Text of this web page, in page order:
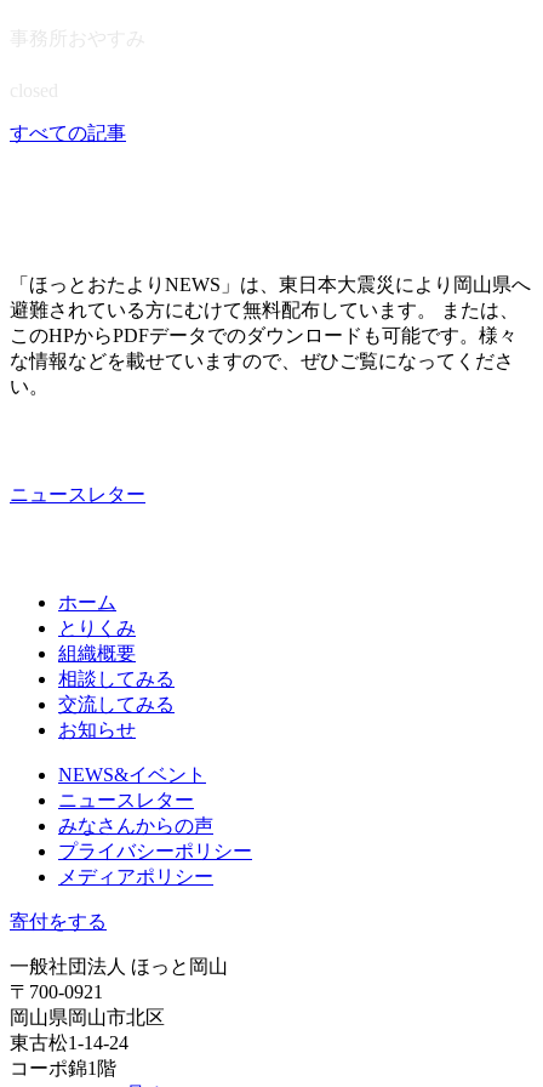
すべての記事
「ほっとおたよりNEWS」は、東日本大震災により岡山県へ
避難されている方にむけて無料配布しています。 または、
このHPからPDFデータでのダウンロードも可能です。様々
な情報などを載せていますので、ぜひご覧になってくださ
い。
ニュースレター
ホーム
とりくみ
組織概要
相談してみる
交流してみる
お知らせ
NEWS&イベント
ニュースレター
みなさんからの声
プライバシーポリシー
メディアポリシー
寄付をする
一般社団法人 ほっと岡山
〒700-0921
岡山県岡山市北区
東古松1-14-24
コーポ錦1階